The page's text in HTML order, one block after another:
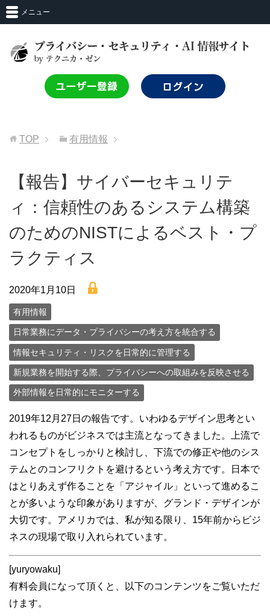
メニュー
TOP 有用情報
【報告】サイバーセキュリテ
ィ：信頼性のあるシステム構築
のためのNISTによるベスト・プ
ラクティス
2020年1月10日 lock
有用情報
日常業務にデータ・プライバシーの考え方を統合する
情報セキュリティ・リスクを日常的に管理する
新規業務を開始する際、プライバシーへの取組みを反映させる
外部情報を日常的にモニターする
2019年12月27日の報告です。いわゆるデザイン思考とい
われるものがビジネスでは主流となってきました。上流で
コンセプトをしっかりと検討し、下流での修正や他のシス
テムとのコンフリクトを避けるという考え方です。日本で
はとりあえず作ることを「アジャイル」といって進めるこ
とが多いような印象がありますが、グランド・デザインが
大切です。アメリカでは、私が知る限り、15年前からビジ
ネスの現場で取り入れられています。
[yuryowaku]
有料会員になって頂くと、以下のコンテンツをご覧いただ
けます。